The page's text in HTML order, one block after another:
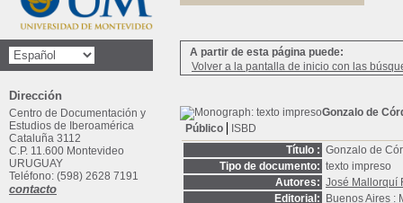
A partir de esta página puede:
Volver a la pantalla de inicio con las
Gonzalo de
Público
ISBD
Título : Gonzalo de
Tipo de documento: texto impreso
Autores: José Mallorquí
Editorial:
Buenos Aires :
Dirección
Centro de Documentación y
Estudios de Iberoamérica
Cataluña 3112
C.P. 11.600 Montevideo
URUGUAY
Teléfono: (598) 2628 7191
contacto